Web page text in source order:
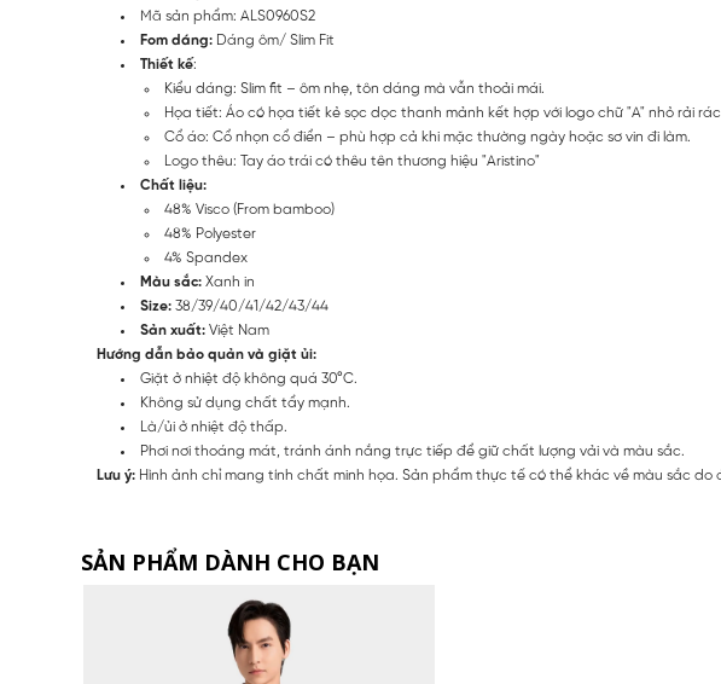
Mã sản phẩm: ALS0960S2
Fom dáng: Dáng ôm/ Slim Fit
Thiết kế:
Kiểu dáng: Slim fit – ôm nhẹ, tôn dáng mà vẫn thoải mái.
Họa tiết: Áo có họa tiết kẻ sọc dọc thanh mảnh kết hợp với logo chữ "A" nhỏ rải
Cổ áo: Cổ nhọn cổ điển – phù hợp cả khi mặc thường ngày hoặc sơ vin đi làm.
Logo thêu: Tay áo trái có thêu tên thương hiệu "Aristino"
Chất liệu:
48% Visco (From bamboo)
48% Polyester
4% Spandex
Màu sắc: Xanh in
Size: 38/39/40/41/42/43/44
Sản xuất: Việt Nam
Hướng dẫn bảo quản và giặt ủi:
Giặt ở nhiệt độ không quá 30°C.
Không sử dụng chất tẩy mạnh.
Là/ủi ở nhiệt độ thấp.
Phơi nơi thoáng mát, tránh ánh nắng trực tiếp để giữ chất lượng vải và màu sắc.
Lưu ý: Hình ảnh chỉ mang tính chất minh họa. Sản phẩm thực tế có thể khác về màu sắc do
SẢN PHẨM DÀNH CHO BẠN